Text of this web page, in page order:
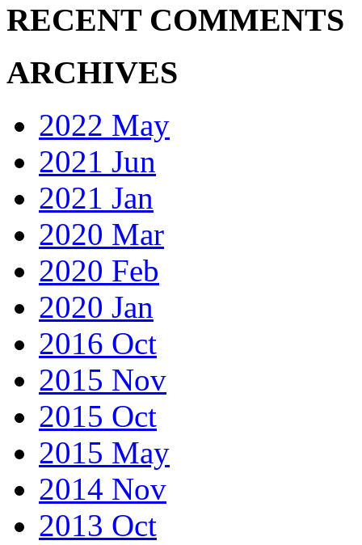
RECENT COMMENTS
ARCHIVES
2022 May
2021 Jun
2021 Jan
2020 Mar
2020 Feb
2020 Jan
2016 Oct
2015 Nov
2015 Oct
2015 May
2014 Nov
2013 Oct